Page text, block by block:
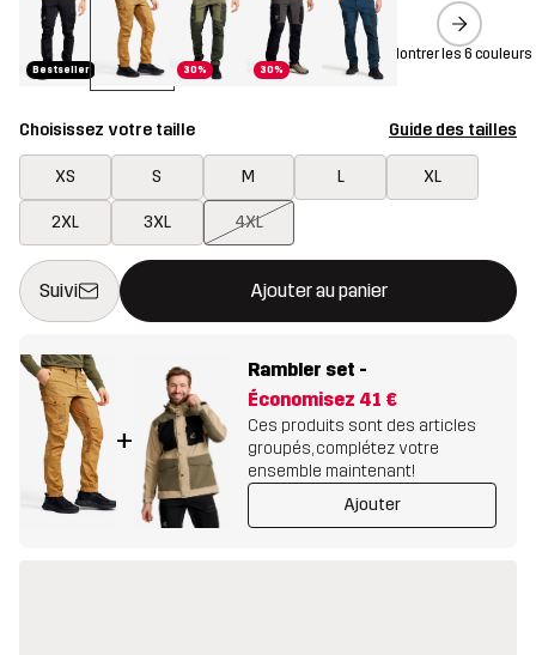
Bestseller 30% 30%
Montrer les 6 couleurs
Choisissez votre taille Guide des tailles
XS S M L XL
2XL 3XL 4XL
Suivi Ajouter au panier
Ce bouton ouvrira une fenêtre modale confirmant un nouvel
{{taille}} non disponible
+
Rambler set -
Économisez 41 €
Ces produits sont des articles
groupés, complétez votre
ensemble maintenant!
Ajouter